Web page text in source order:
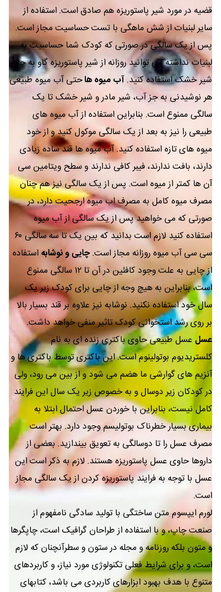
قضیه در مورد شیر پاستوریزه هم صادق است. استفاده از
سایر لبنیات از شش ماهگی با تست حساسیت مجاز است.
پس از یک سالگی در صورتی که کودک شما حساسیت به
لبنیات نداشته می توانید روزانه از شیر پاستوریزه گاو به جای
شیر خشک استفاده کنید. آب میوه هاحتی آب میوه طبیعی
هر نوشیدنی به جز آب، شیر مادر و شیر خشک تا یک
سالگی ممنوع است. بنابراین استفاده از آب میوه های
طبیعی را نیز به بعد از یک سالگی موکول کنید و از خود
میوه های تازه استفاده کنید. آب میوه ها قند ساده زیادی
دارند، بافت ندارند، فیبر کافی ندارند و سطح ویتامین سی
آن ها کمتر از میوه است. پس از یک سالگی نیز هم چنان
مصرف میوه کامل به مصرف اب میوه ارجحیت دارد، در
صورتی که می خواهید پس از یک سالگی از آب میوه
استفاده کنید لازم است بدانید که بین یک تا سه سالگی ۶۰
سی سی آب میوه روزانه مجاز است. چایی و نوشابه استفاده
از چایی به علت وجود کافئین در آن تا ۱۲ سالگی ممنوع
است، بنابراین به هیچ وجه از چایی برای کودک زیر یک
سال خود استفاده نکنید. نوشابه نیز علاوه بر قند بسیار بالا
بر روی رشد استخوانی کودک تاثیر منفی خواهد داشت.
عسل عسل طبیعی حاوی باکتری زنده ای به نام
کلستریدیوم بوتولینوم است. این باکتری توسط باکتری ها و
آنزیم های گوارشی ما هضم می شود و از بین می رود، ولی
در کودکان زیر دوسال و به خصوص زیر یک سال این فرایند
کامل نیست، بنابراین با خوردن عسل احتمال ابتلا به
بیماری بسیار خطرناک بوتولیسم وجود دارد. بهتر است
مصرف عسل را تا دوسالگی به تعویق بیندازید. بعضی از
داروها حاوی عسل پاستوریزه هستند. لازم به ذکر است این
عسل با توجه به فرایند پاستوریزه کردن از یک سالگی مجاز
است.
لورم ایپسوم متن ساختگی با تولید سادگی نامفهوم از
صنعت چاپ، و با استفاده از طراحان گرافیک است، چاپگرها
و متون بلکه روزنامه و مجله در ستون و سطرآنچنان که لازم
است، و برای شرایط فعلی تکنولوژی مورد نیاز، و کاربردهای
متنوع با هدف بهبود ابزارهای کاربردی می باشد، کتابهای